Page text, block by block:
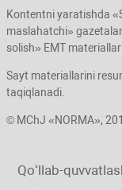
Kontentni yaratishda
maslahatchi»
solish» EMT
Sayt materiallarini
taqiqlanadi.
© MChJ «NORMA»,
Qoʻllab-